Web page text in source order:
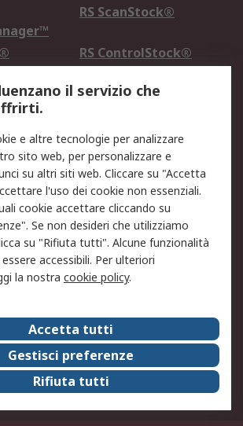
RS ScanStock®
RS ControlStock®
Informativa Privacy -
Aggiornata
Termini d'uso
Condizioni generali di
servizio
Contattaci
ESG
RS Group
Discovery: il Blog di RS
il servizio che
e altre tecnologie per analizzare
sito web, per personalizzare e
su altri siti web. Cliccare su "Accetta
l'uso dei cookie non essenziali.
cookie accettare cliccando su
Se non desideri che utilizziamo
su "Rifiuta tutti". Alcune funzionalità
accessibili. Per ulteriori
la nostra cookie policy.
Accetta tutti
Gestisci preferenze
Rifiuta tutti